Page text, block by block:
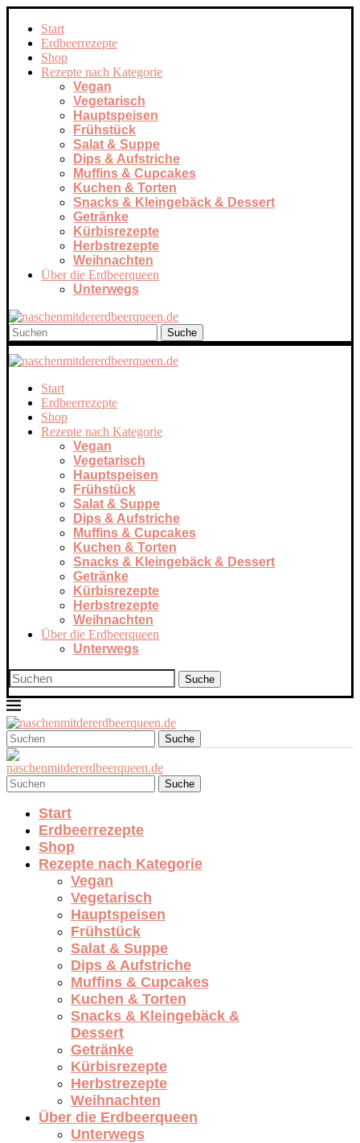
Start
Erdbeerrezepte
Shop
Rezepte nach Kategorie
Vegan
Vegetarisch
Hauptspeisen
Frühstück
Salat & Suppe
Dips & Aufstriche
Muffins & Cupcakes
Kuchen & Torten
Snacks & Kleingebäck & Dessert
Getränke
Kürbisrezepte
Herbstrezepte
Weihnachten
Über die Erdbeerqueen
Unterwegs
Suche
Start
Erdbeerrezepte
Shop
Rezepte nach Kategorie
Vegan
Vegetarisch
Hauptspeisen
Frühstück
Salat & Suppe
Dips & Aufstriche
Muffins & Cupcakes
Kuchen & Torten
Snacks & Kleingebäck & Dessert
Getränke
Kürbisrezepte
Herbstrezepte
Weihnachten
Über die Erdbeerqueen
Unterwegs
Suche
Suche
Suche
Start
Erdbeerrezepte
Shop
Rezepte nach Kategorie
Vegan
Vegetarisch
Hauptspeisen
Frühstück
Salat & Suppe
Dips & Aufstriche
Muffins & Cupcakes
Kuchen & Torten
Snacks & Kleingebäck &
Dessert
Getränke
Kürbisrezepte
Herbstrezepte
Weihnachten
Über die Erdbeerqueen
Unterwegs